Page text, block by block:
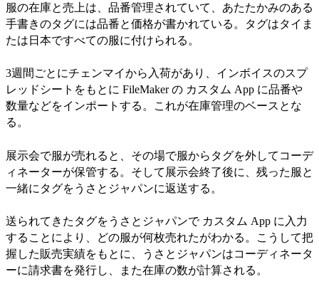
服の在庫と売上は、品番管理されていて、あたたかみのある
手書きのタグには品番と価格が書かれている。タグはタイま
たは日本ですべての服に付けられる。
3週間ごとにチェンマイから入荷があり、インボイスのスプ
レッドシートをもとに FileMaker の カスタム App に品番や
数量などをインポートする。これが在庫管理のベースとな
る。
展示会で服が売れると、その場で服からタグを外してコーデ
ィネーターが保管する。そして展示会終了後に、残った服と
一緒にタグをうさとジャパンに返送する。
送られてきたタグをうさとジャパンで カスタム App に入力
することにより、どの服が何枚売れたがわかる。こうして把
握した販売実績をもとに、うさとジャパンはコーディネータ
ーに請求書を発行し、また在庫の数が計算される。